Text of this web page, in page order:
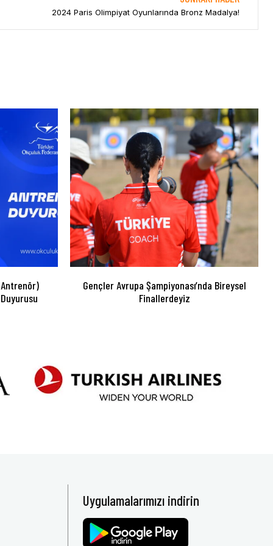
2024 Paris Olimpiyat Oyunlarında Bronz Madalya!
Antrenör)
Gençler Avrupa Şampiyonası’nda Bireysel
Finallerdeyiz
Uygulamalarımızı indirin